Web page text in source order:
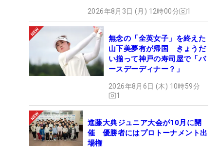
2026年8月3日 (月) 12時00分 1
無念の「全英女子」を終えた
山下美夢有が帰国 きょうだ
い揃って神戸の寿司屋で「バ
ースデーディナー？」
2026年8月6日 (木) 10時59分
1
進藤大典ジュニア大会が10月に開
催 優勝者にはプロトーナメント出
場権